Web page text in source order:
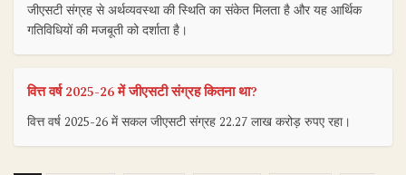
जीएसटी संग्रह से अर्थव्यवस्था की स्थिति का संकेत मिलता है और यह आर्थिक
गतिविधियों की मजबूती को दर्शाता है।
वित्त वर्ष 2025-26 में जीएसटी संग्रह कितना था?
वित्त वर्ष 2025-26 में सकल जीएसटी संग्रह 22.27 लाख करोड़ रुपए रहा।